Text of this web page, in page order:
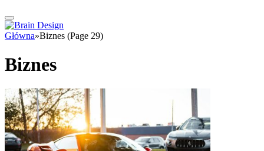
Główna»Biznes (Page 29)
Biznes